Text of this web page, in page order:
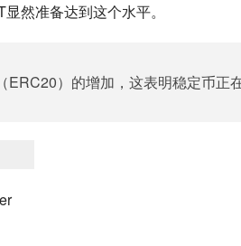
然准备达到这个水平。
）的增加，这表明稳定币正